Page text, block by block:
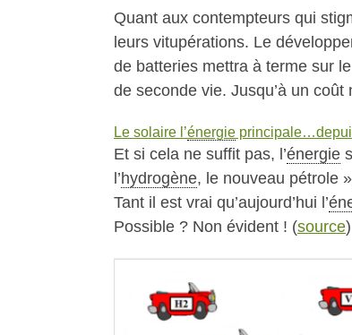
Quant aux contempteurs qui
leurs vitupérations. Le
de batteries mettra à terme sur
de seconde vie. Jusqu’à un coût
Le solaire l’énergie
Et si cela ne suffit pas, l’énergie
l’hydrogène, le nouveau pétrole
Tant il est vrai qu’aujourd’hui l’
Possible ? Non évident ! (source)